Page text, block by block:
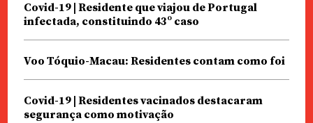
Covid-19 | Residente que viajou de Portugal
infectada, constituindo 43º caso
Voo Tóquio-Macau: Residentes contam como foi
Covid-19 | Residentes vacinados destacaram
segurança como motivação